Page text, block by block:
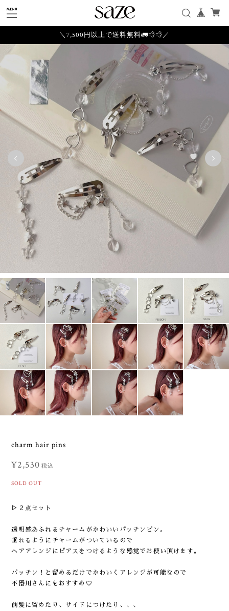
＼7,500円以上で送料無料🚛💨💨／
charm hair pins
¥2,530 税込
SOLD OUT
▷２点セット
透明感あふれるチャームがかわいいパッチンピン。
垂れるようにチャームがついているので
ヘアアレンジにピアスをつけるような感覚でお使い頂けます。
パッチン！と留めるだけでかわいくアレンジが可能なので
不器用さんにもおすすめ♡
前髪に留めたり、サイドにつけたり、、、